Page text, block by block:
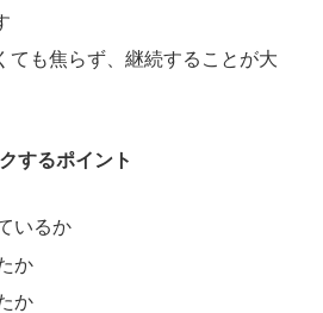
ても焦らず、継続することが大
するポイント
いるか
か
か